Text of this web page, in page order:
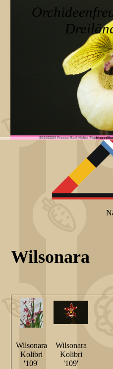
Wilsonara
Wilsonara
Kolibri
'109'
Wilsonara
Kolibri
'109'